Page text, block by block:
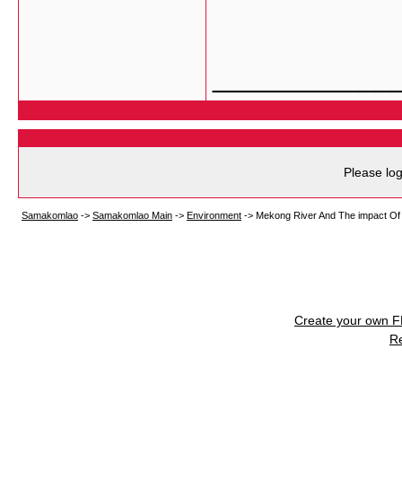
Please
Samakomlao -> Samakomlao Main -> Environment -> Mekong River And The impact
Create your own